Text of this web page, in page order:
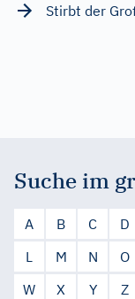
Stirbt der
Suche im
A B C D
L
M N O
W
X Y Z